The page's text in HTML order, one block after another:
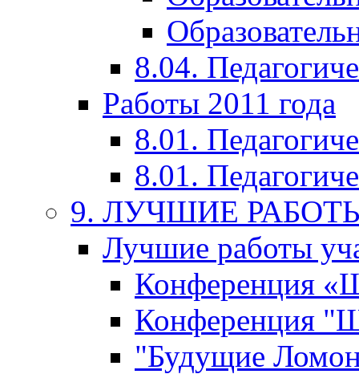
8.04.
Работы 2011 года
8.01.
8.01.
9. ЛУЧШИЕ
Лучшие работы
Конференция
Конференция
"Будущие